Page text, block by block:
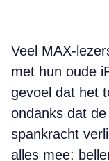
Veel MAX-
met hun oude
gevoel dat het
ondanks dat
spankracht
alles mee: